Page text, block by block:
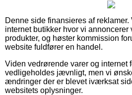
Denne side finansieres af
internet butikker hvor vi annoncerer
produkter, og høster kommission
website fuldfører en handel.
Viden vedrørende varer og internet
vedligeholdes jævnligt, men vi
ændringer der er blevet iværksat
websitets oplysninger.